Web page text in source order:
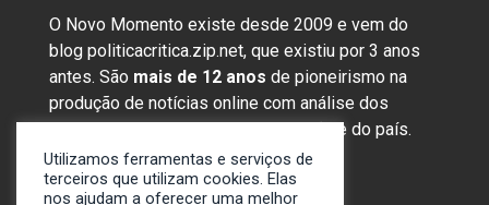
O Novo Momento existe desde 2009 e vem do
blog politicacritica.zip.net, que existiu por 3 anos
antes. São mais de 12 anos de pioneirismo na
produção de notícias online com análise dos
assuntos mais importantes da região e do país.
Utilizamos ferramentas e serviços de
terceiros que utilizam cookies. Elas
nos ajudam a oferecer uma melhor